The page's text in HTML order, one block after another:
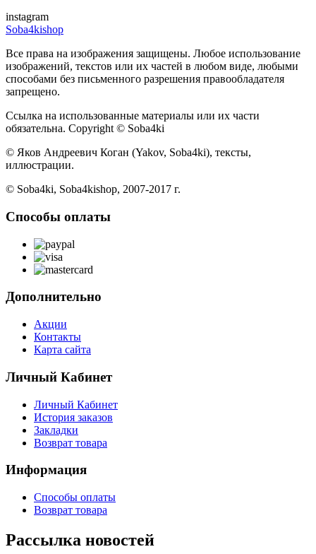
instagram
Soba4kishop
Все права на изображения защищены. Любое использование
изображений, текстов или их частей в любом виде, любыми
способами без письменного разрешения правообладателя
запрещено.
Ссылка на использованные материалы или их части
обязательна. Copyright © Soba4ki
© Яков Андреевич Коган (Yakov, Soba4ki), тексты,
иллюстрации.
© Soba4ki, Soba4kishop, 2007-2017 г.
Способы оплаты
Дополнительно
Акции
Контакты
Карта сайта
Личный Кабинет
Личный Кабинет
История заказов
Закладки
Возврат товара
Информация
Способы оплаты
Возврат товара
Рассылка новостей